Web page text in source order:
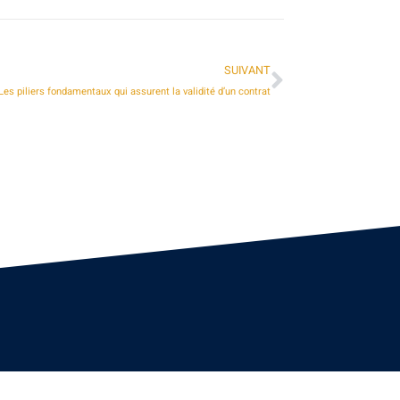
SUIVANT
piliers fondamentaux qui assurent la validité d’un contrat